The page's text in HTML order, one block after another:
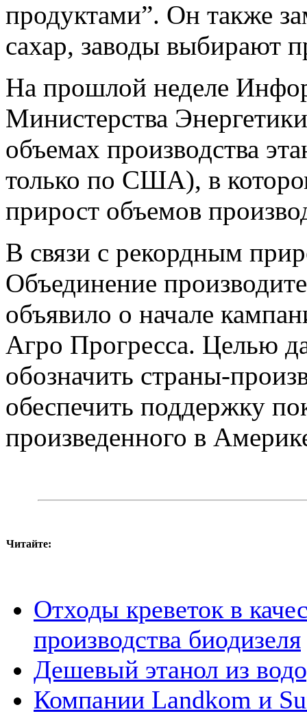
продуктами”. Он также
сахар, заводы выбирают
На прошлой неделе
Министерства
объемах производства
только по США), в
прирост объемов
В связи с рекордным
Объединение
объявило о начале
Агро Прогресса. Целью
обозначить страны-
обеспечить поддержку
произведенного в
Читайте:
Отходы креветок в
производства биодизеля
Дешевый этанол из
Компании Landkom и